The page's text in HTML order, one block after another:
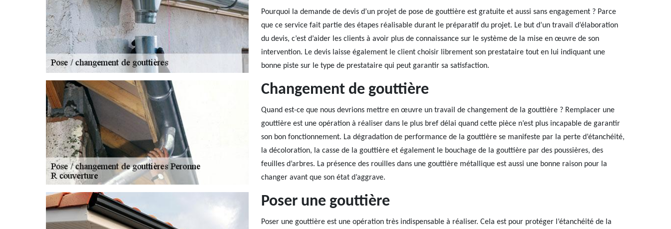
Pourquoi la demande de devis d’un projet de pose de gouttière est gratuite et aussi sans engagement ? Parce
que ce service fait partie des étapes réalisable durant le préparatif du projet. Le but d’un travail d’élaboration
du devis, c’est d’aider les clients à avoir plus de connaissance sur le système de la mise en œuvre de son
intervention. Le devis laisse également le client choisir librement son prestataire tout en lui indiquant une
bonne piste sur le type de prestataire qui peut garantir sa satisfaction.
Changement de gouttière
Quand est-ce que nous devrions mettre en œuvre un travail de changement de la gouttière ? Remplacer une
gouttière est une opération à réaliser dans le plus bref délai quand cette pièce n’est plus incapable de garantir
son bon fonctionnement. La dégradation de performance de la gouttière se manifeste par la perte d’étanchéité,
la décoloration, la casse de la gouttière et également le bouchage de la gouttière par des poussières, des
feuilles d’arbres. La présence des rouilles dans une gouttière métallique est aussi une bonne raison pour la
changer avant que son état d’aggrave.
Poser une gouttière
Poser une gouttière est une opération très indispensable à réaliser. Cela est pour protéger l’étanchéité de la